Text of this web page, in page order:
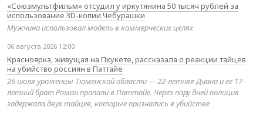
«Союзмультфильм» отсудил у иркутянина 50 тысяч рублей за
использование 3D-копии Чебурашки
Мужчина использовал модель в коммерческих целях
06 августа 2026 12:00
Красноярка, живущая на Пхукете, рассказала о реакции тайцев
на убийство россиян в Паттайе
26 июля уроженцы Тюменской области — 22-летняя Диана и её 17-
летний брат Роман пропали в Паттайе. Через пару дней полиция
задержала двух тайцев, которые признались в убийстве